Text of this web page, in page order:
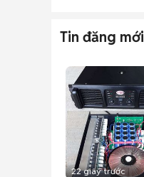
Tin đăng mới
22 giây trước